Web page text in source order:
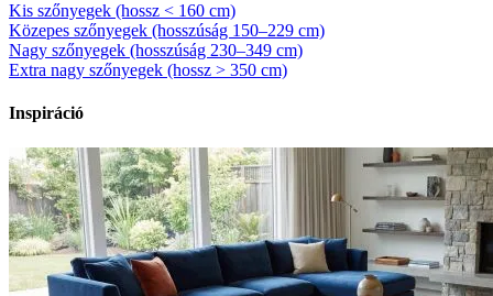
Kis szőnyegek (hossz < 160 cm)
Közepes szőnyegek (hosszúság 150–229 cm)
Nagy szőnyegek (hosszúság 230–349 cm)
Extra nagy szőnyegek (hossz > 350 cm)
Inspiráció